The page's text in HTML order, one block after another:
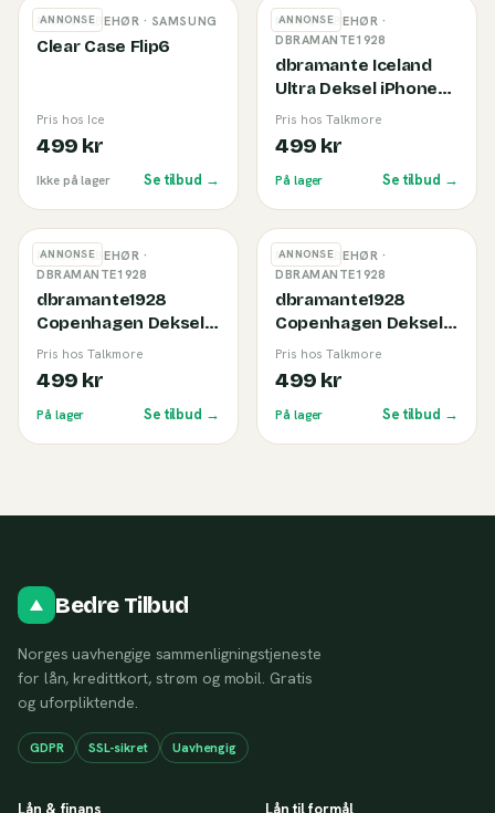
ANNONSE
MOBILTILBEHØR · SAMSUNG
Clear Case Flip6
Pris hos Ice
499 kr
Ikke på lager Se tilbud →
ANNONSE
MOBILTILBEHØR ·
DBRAMANTE1928
dbramante Iceland
Ultra Deksel iPhone
17e/16e/15/14/13 Klar
Pris hos Talkmore
499 kr
På lager Se tilbud →
ANNONSE
MOBILTILBEHØR ·
DBRAMANTE1928
dbramante1928
Copenhagen Deksel
iPhone 17 Pro Max
Svart
Pris hos Talkmore
499 kr
På lager Se tilbud →
ANNONSE
MOBILTILBEHØR ·
DBRAMANTE1928
dbramante1928
Copenhagen Deksel
iPhone 17 Pro Max Tan
Pris hos Talkmore
499 kr
På lager Se tilbud →
Bedre Tilbud
Norges uavhengige sammenligningstjeneste
for lån, kredittkort, strøm og mobil. Gratis
og uforpliktende.
GDPR SSL-sikret Uavhengig
Lån & finans Lån til formål